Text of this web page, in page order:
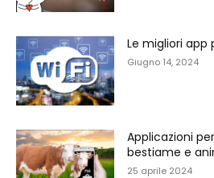
Le migliori app
Giugno 14, 2024
Applicazioni
bestiame e
25 aprile 2024